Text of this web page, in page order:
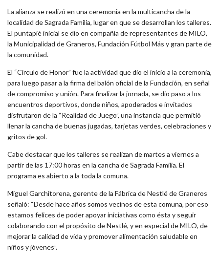
La alianza se realizó en una ceremonia en la multicancha de la
localidad de Sagrada Familia, lugar en que se desarrollan los talleres.
El puntapié inicial se dio en compañía de representantes de MILO,
la Municipalidad de Graneros, Fundación Fútbol Más y gran parte de
la comunidad.
El “Círculo de Honor” fue la actividad que dio el inicio a la ceremonia,
para luego pasar a la firma del balón oficial de la Fundación, en señal
de compromiso y unión. Para finalizar la jornada, se dio paso a los
encuentros deportivos, donde niños, apoderados e invitados
disfrutaron de la “Realidad de Juego”, una instancia que permitió
llenar la cancha de buenas jugadas, tarjetas verdes, celebraciones y
gritos de gol.
Cabe destacar que los talleres se realizan de martes a viernes a
partir de las 17:00 horas en la cancha de Sagrada Familia. El
programa es abierto a la toda la comuna.
Miguel Garchitorena, gerente de la Fábrica de Nestlé de Graneros
señaló: “Desde hace años somos vecinos de esta comuna, por eso
estamos felices de poder apoyar iniciativas como ésta y seguir
colaborando con el propósito de Nestlé, y en especial de MILO, de
mejorar la calidad de vida y promover alimentación saludable en
niños y jóvenes”.